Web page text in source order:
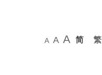
A A A 简 繁